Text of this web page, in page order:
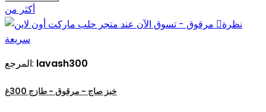
أكثر من
نظرة
سريعة
المرجع: lavash300
خبز صاج - مرقوق - طازج 300غ